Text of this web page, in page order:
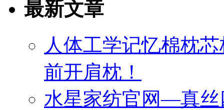
最新文章
人体工学记忆棉枕
前开肩枕！
水星家纺官网—真丝